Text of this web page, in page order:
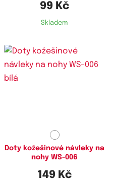
99 Kč
Skladem
Doty kožešinové návleky na
nohy WS-006
149 Kč